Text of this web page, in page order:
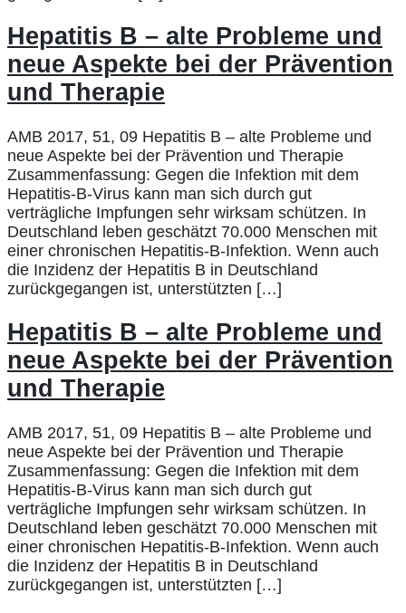
Hepatitis B – alte Probleme und
neue Aspekte bei der Prävention
und Therapie
AMB 2017, 51, 09 Hepatitis B – alte Probleme und
neue Aspekte bei der Prävention und Therapie
Zusammenfassung: Gegen die Infektion mit dem
Hepatitis-B-Virus kann man sich durch gut
verträgliche Impfungen sehr wirksam schützen. In
Deutschland leben geschätzt 70.000 Menschen mit
einer chronischen Hepatitis-B-Infektion. Wenn auch
die Inzidenz der Hepatitis B in Deutschland
zurückgegangen ist, unterstützten […]
Hepatitis B – alte Probleme und
neue Aspekte bei der Prävention
und Therapie
AMB 2017, 51, 09 Hepatitis B – alte Probleme und
neue Aspekte bei der Prävention und Therapie
Zusammenfassung: Gegen die Infektion mit dem
Hepatitis-B-Virus kann man sich durch gut
verträgliche Impfungen sehr wirksam schützen. In
Deutschland leben geschätzt 70.000 Menschen mit
einer chronischen Hepatitis-B-Infektion. Wenn auch
die Inzidenz der Hepatitis B in Deutschland
zurückgegangen ist, unterstützten […]